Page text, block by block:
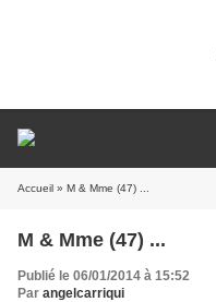
Accueil » M & Mme (47) ...
M & Mme (47) ...
Publié le 06/01/2014 à 15:52
Par angelcarriqui